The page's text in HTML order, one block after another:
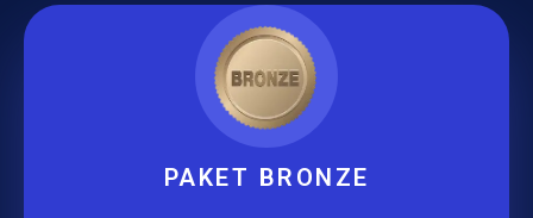
PAKET BRONZE